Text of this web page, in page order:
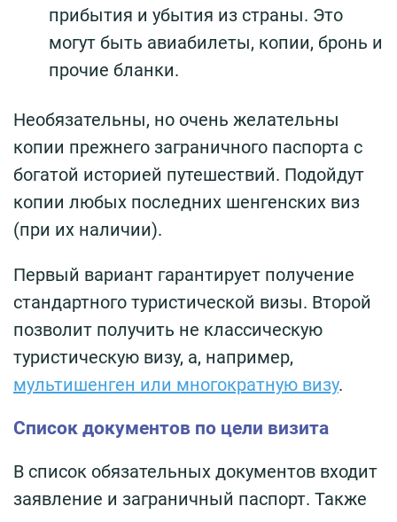
прибытия и убытия из страны. Это
могут быть авиабилеты, копии, бронь и
прочие бланки.
Необязательны, но очень желательны
копии прежнего заграничного паспорта с
богатой историей путешествий. Подойдут
копии любых последних шенгенских виз
(при их наличии).
Первый вариант гарантирует получение
стандартного туристической визы. Второй
позволит получить не классическую
туристическую визу, а, например,
мультишенген или многократную визу.
Список документов по цели визита
В список обязательных документов входит
заявление и заграничный паспорт. Также